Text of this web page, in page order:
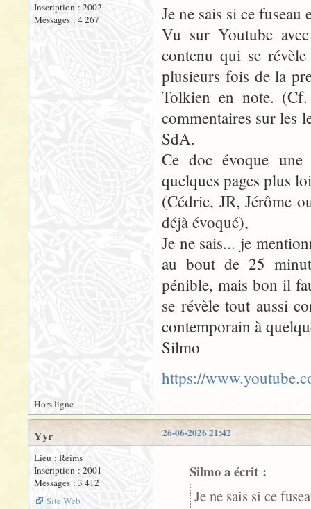
Inscription : 2002
Messages : 4 267
Je ne sais si ce
Vu sur Youtube
contenu qui se
plusieurs fois de la
Tolkien en note. (Cf.
commentaires sur les
SdA.
Ce doc évoque une
quelques pages plus
(Cédric, JR, Jérôme
déjà évoqué),
Je ne sais... je
au bout de 25
pénible, mais bon il
se révèle tout aussi
contemporain à
Silmo
https://
Hors ligne
26-06-2026 21:42
Yyr
Lieu : Reims
Inscription : 2001
Messages : 3 412
Site Web
Silmo a écrit :
Je ne sais si ce